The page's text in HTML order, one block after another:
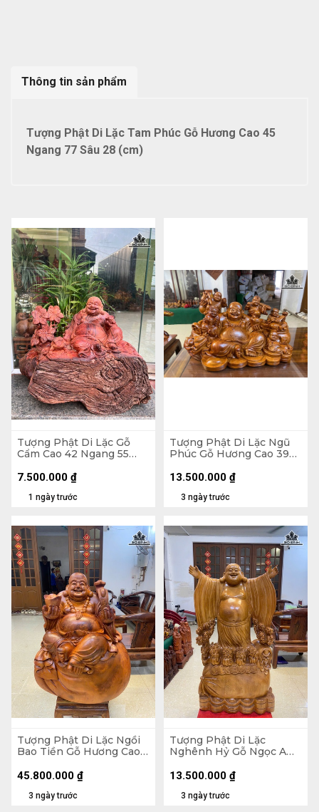
Thông tin sản phẩm
Tượng Phật Di Lặc Tam Phúc Gỗ Hương Cao 45
Ngang 77 Sâu 28 (cm)
Tượng Phật Di Lặc Gỗ
Cẩm Cao 42 Ngang 55
1 ngày trước
7.500.000 ₫
Tượng Phật Di Lặc Ngũ
Phúc Gỗ Hương Cao 39
3 ngày trước
13.500.000 ₫
Tượng Phật Di Lặc Ngồi
Bao Tiền Gỗ Hương Cao
- 155kg
3 ngày trước
45.800.000 ₫
Tượng Phật Di Lặc
Nghênh Hỷ Gỗ Ngọc Am
(cm)
3 ngày trước
13.500.000 ₫